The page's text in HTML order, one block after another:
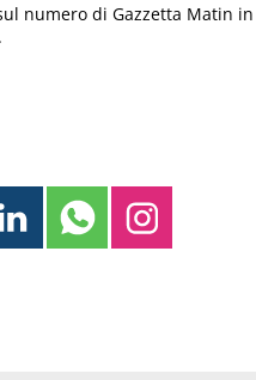
numero di Gazzetta Matin